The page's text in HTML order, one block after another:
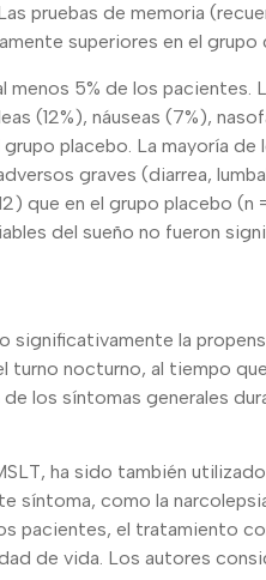
pruebas de memoria
superiores en el grupo
5% de los pacientes.
(12%), náuseas (7%),
placebo. La mayoría
graves (diarrea,
que en el grupo placebo (n
del sueño no fueron
la
nocturno, al tiempo
los síntomas generales
ha sido también utilizado
síntoma, como la
pacientes, el tratamiento
de vida. Los autores